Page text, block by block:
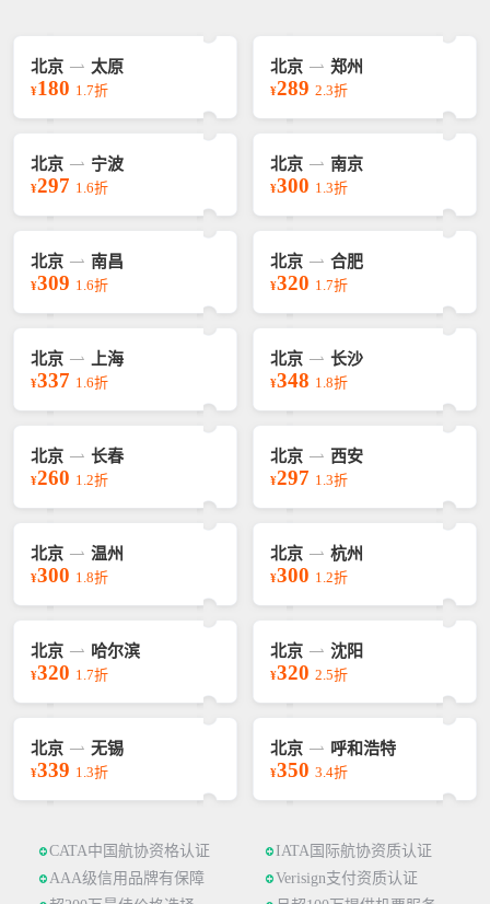
北京 太原
¥180 1.7折
北京 郑州
¥289 2.3折
北京 宁波
¥297 1.6折
北京 南京
¥300 1.3折
北京 南昌
¥309 1.6折
北京 合肥
¥320 1.7折
北京 上海
¥337 1.6折
北京 长沙
¥348 1.8折
北京 长春
¥260 1.2折
北京 西安
¥297 1.3折
北京 温州
¥300 1.8折
北京 杭州
¥300 1.2折
北京 哈尔滨
¥320 1.7折
北京 沈阳
¥320 2.5折
北京 无锡
¥339 1.3折
北京 呼和浩特
¥350 3.4折
CATA中国航协资格认证
IATA国际航协资质认证
AAA级信用品牌有保障
Verisign支付资质认证